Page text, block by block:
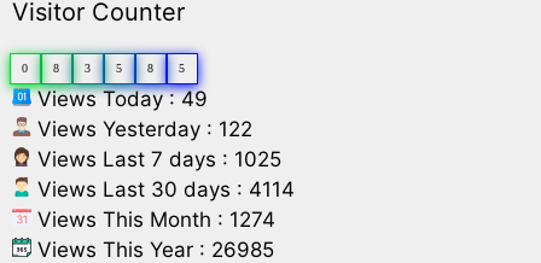
Visitor Counter
0 8 3 5 8 5
Views Today : 49
Views Yesterday : 122
Views Last 7 days : 1025
Views Last 30 days : 4114
Views This Month : 1274
Views This Year : 26985